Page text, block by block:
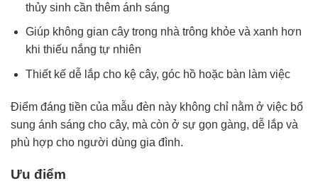
thủy sinh cần thêm ánh sáng
Giúp không gian cây trong nhà trông khỏe và xanh hơn
khi thiếu nắng tự nhiên
Thiết kế dễ lắp cho kệ cây, góc hồ hoặc bàn làm việc
Điểm đáng tiền của mẫu đèn này không chỉ nằm ở việc bổ
sung ánh sáng cho cây, mà còn ở sự gọn gàng, dễ lắp và
phù hợp cho người dùng gia đình.
Ưu điểm